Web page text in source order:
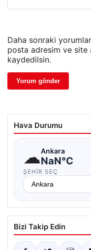
Daha sonraki
posta adresim ve site
kaydedilsin.
Hava Durumu
☁Ankara
NaN°C
ŞEHIR SEÇ
Bizi Takip Edin